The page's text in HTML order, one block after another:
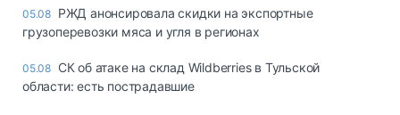
05.08 РЖД анонсировала скидки на экспортные
грузоперевозки мяса и угля в регионах
05.08 СК об атаке на склад Wildberries в Тульской
области: есть пострадавшие